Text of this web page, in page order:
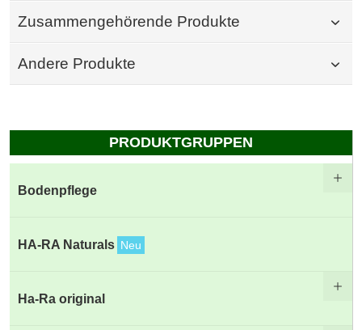
Zusammengehörende Produkte
Andere Produkte
PRODUKTGRUPPEN
Bodenpflege
HA-RA Naturals Neu
Ha-Ra original